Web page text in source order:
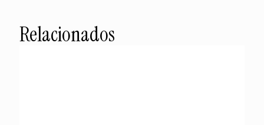
Relacionados